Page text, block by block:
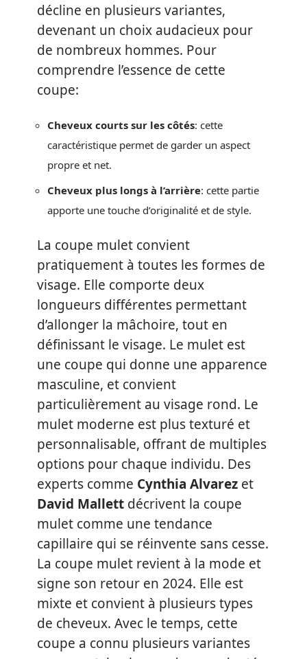
décline en plusieurs variantes,
devenant un choix audacieux pour
de nombreux hommes. Pour
comprendre l’essence de cette
coupe:
Cheveux courts sur les côtés: cette
caractéristique permet de garder un aspect
propre et net.
Cheveux plus longs à l’arrière: cette partie
apporte une touche d’originalité et de style.
La coupe mulet convient
pratiquement à toutes les formes de
visage. Elle comporte deux
longueurs différentes permettant
d’allonger la mâchoire, tout en
définissant le visage. Le mulet est
une coupe qui donne une apparence
masculine, et convient
particulièrement au visage rond. Le
mulet moderne est plus texturé et
personnalisable, offrant de multiples
options pour chaque individu. Des
experts comme Cynthia Alvarez et
David Mallett décrivent la coupe
mulet comme une tendance
capillaire qui se réinvente sans cesse.
La coupe mulet revient à la mode et
signe son retour en 2024. Elle est
mixte et convient à plusieurs types
de cheveux. Avec le temps, cette
coupe a connu plusieurs variantes